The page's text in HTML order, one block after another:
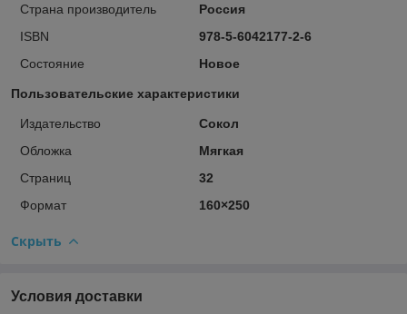
Страна производитель
Россия
ISBN
978-5-6042177-2-6
Состояние
Новое
Пользовательские характеристики
Издательство
Сокол
Обложка
Мягкая
Страниц
32
Формат
160×250
Скрыть
Условия доставки